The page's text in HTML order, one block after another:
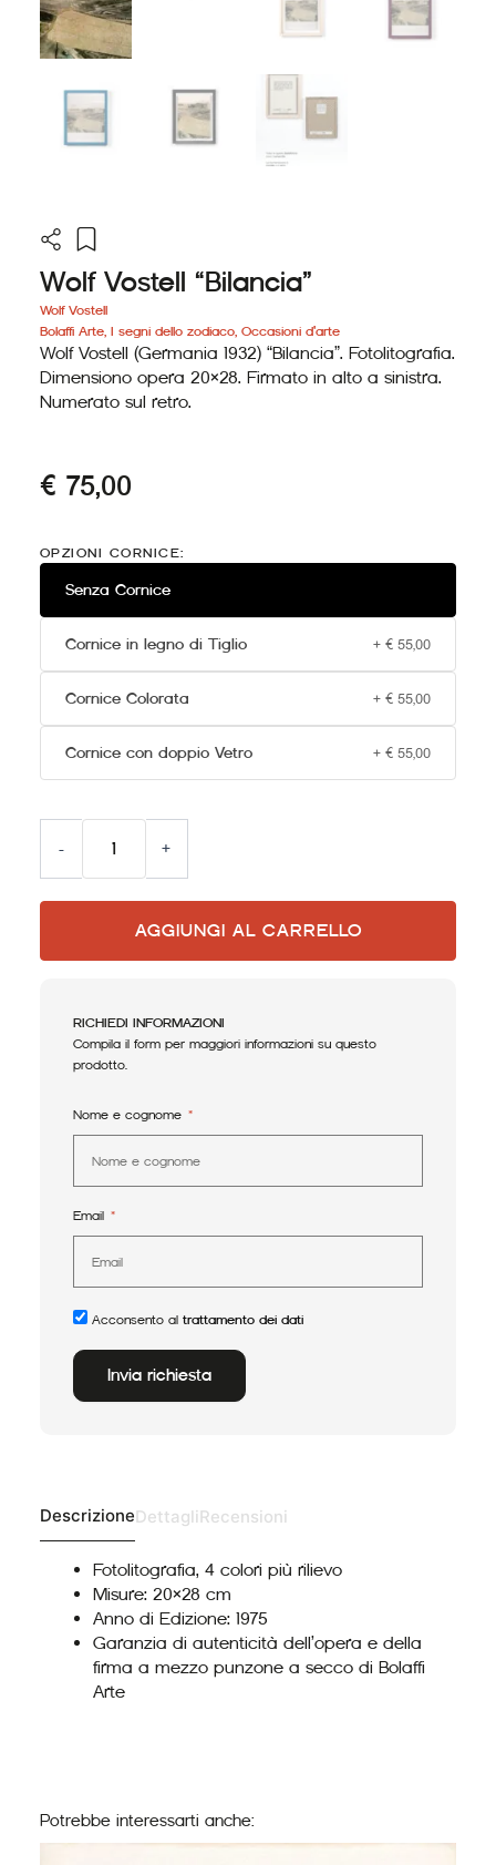
Wolf Vostell “Bilancia”
Wolf Vostell
Bolaffi Arte, I segni dello zodiaco, Occasioni d'arte
Wolf Vostell (Germania 1932) “Bilancia”. Fotolitografia.
Dimensiono opera 20×28. Firmato in alto a sinistra.
Numerato sul retro.
€ 75,00
OPZIONI CORNICE:
Senza Cornice
Cornice in legno di Tiglio +€ 55,00
Cornice Colorata +€ 55,00
Cornice con doppio Vetro +€ 55,00
-
Vostell
"Bilancia"
quantità
+
AGGIUNGI AL CARRELLO
Alternative:
RICHIEDI INFORMAZIONI
Compila il form per maggiori informazioni su questo
prodotto.
Nome e cognome
Email
Acconsento al trattamento dei dati
Invia richiesta
DescrizioneDettagliRecensioni
Fotolitografia, 4 colori più rilievo
Misure: 20×28 cm
Anno di Edizione: 1975
Garanzia di autenticità dell’opera e della
firma a mezzo punzone a secco di Bolaffi
Arte
Potrebbe interessarti anche: